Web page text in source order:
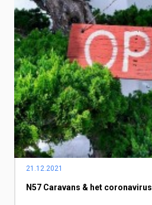
21.12.2021
N57 Caravans & het coronavirus